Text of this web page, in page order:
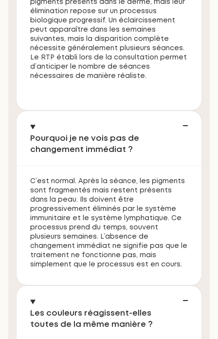
pigments présents dans le derme, mais leur
élimination repose sur un processus
biologique progressif. Un éclaircissement
peut apparaître dans les semaines
suivantes, mais la disparition complète
nécessite généralement plusieurs séances.
Le RTP établi lors de la consultation permet
d’anticiper le nombre de séances
nécessaires de manière réaliste.
Pourquoi je ne vois pas de
changement immédiat ?
C’est normal. Après la séance, les pigments
sont fragmentés mais restent présents
dans la peau. Ils doivent être
progressivement éliminés par le système
immunitaire et le système lymphatique. Ce
processus prend du temps, souvent
plusieurs semaines. L’absence de
changement immédiat ne signifie pas que le
traitement ne fonctionne pas, mais
simplement que le processus est en cours.
Les couleurs réagissent-elles
toutes de la même manière ?